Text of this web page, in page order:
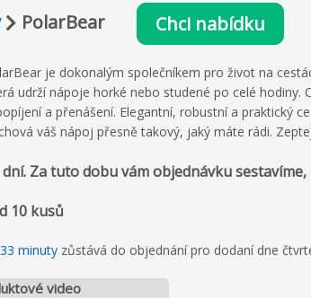
PolarBear Chci nabídku
je dokonalým společníkem pro život na
udrží nápoje horké nebo studené po celé
a přenášení. Elegantní, robustní a praktický
váš nápoj přesně takový, jaký máte rádi.
Za tuto dobu vám objednávku
10 kusů
33 minuty zůstává do objednání pro dodaní dne
video